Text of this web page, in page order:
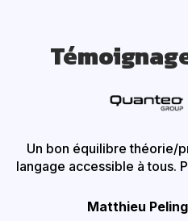
Un bon équilibre théorie/
langage accessible à tous.
Matthieu